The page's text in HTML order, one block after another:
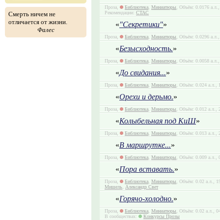
Смерть ничем не
отличается от жизни.
Фалес
Проза, Библиотека, Миниатюры, Объём: 0.0176
Рекомендации: CTAC
«"Секретики"»
Проза, Библиотека, Миниатюры, Объём: 0.0296
«Безысходность.»
Проза, Библиотека, Миниатюры, Объём: 0.0058
«До свидания...»
Проза, Библиотека, Миниатюры, Объём: 0.024 а.л.,
«Орехи и дерьмо.»
Проза, Библиотека, Миниатюры, Объём: 0.012 а.л.,
«Колыбельная под КиШ»
Проза, Библиотека, Миниатюры, Объём: 0.013 а.л.,
«В маршрутке...»
Проза, Библиотека, Миниатюры, Объём: 0.009 а.л.,
«Пора вставать.»
Проза, Библиотека, Миниатюры, Объём: 0.02 а.л.,
Мишель, Александр Свет
«Горячо-холодно.»
Проза, Библиотека, Миниатюры, Объём: 0.02 а.л.,
В сообществах:
Конкурсы Прозы